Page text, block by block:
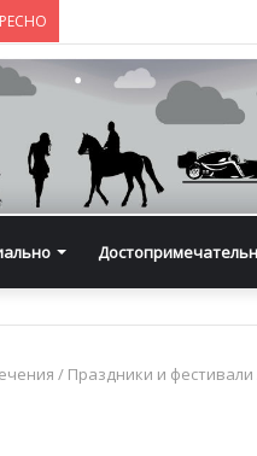
/ Праздники и фестивали